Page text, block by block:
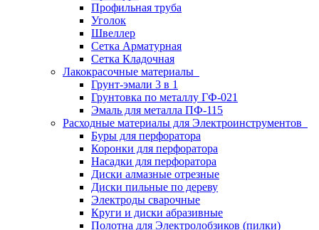
Профильная труба
Уголок
Швеллер
Сетка Арматурная
Сетка Кладочная
Лакокрасочные материалы
Грунт-эмали 3 в 1
Грунтовка по металлу ГФ-021
Эмаль для металла ПФ-115
Расходные материалы для Электроинструментов
Буры для перфоратора
Коронки для перфоратора
Насадки для перфоратора
Диски алмазные отрезные
Диски пильные по дереву
Электроды сварочные
Круги и диски абразивные
Полотна для Электролобзиков (пилки)